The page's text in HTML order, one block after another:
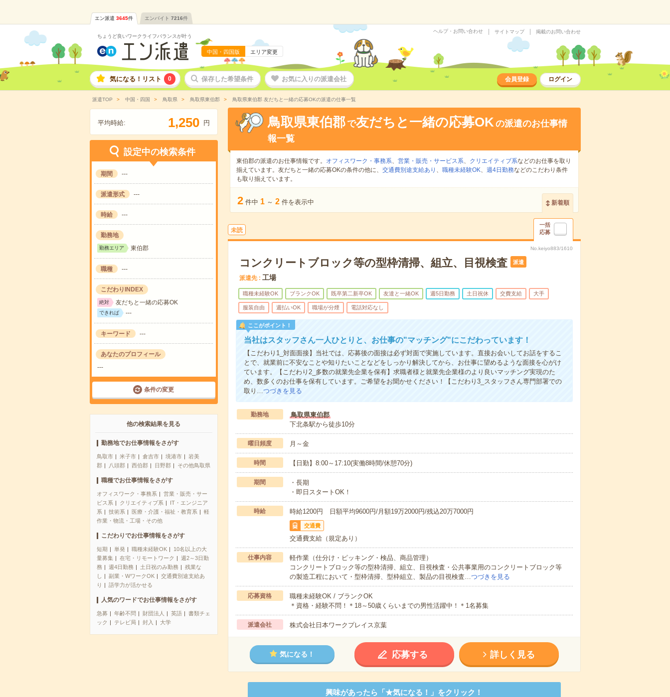
エン派遣 3645件 エンバイト 7216件
ちょうど良いワークライフバランスが叶う
中国・四国版 エリア変更
ヘルプ・お問い合わせ サイトマップ 掲載のお問い合わせ
気になる！リスト 0 保存した希望条件 お気に入りの派遣会社 会員登録 ログイン
派遣TOP 中国・四国 鳥取県 鳥取県東伯郡 鳥取県東伯郡 友だちと一緒の応募OKの派遣の仕事一覧
平均時給: 1,250 円
設定中の検索条件
期間 ---
派遣形式 ---
時給 ---
勤務地
勤務エリア 東伯郡
職種 ---
こだわりINDEX
絶対 友だちと一緒の応募OK
できれば ---
キーワード ---
あなたのプロフィール
---
条件の変更
他の検索結果を見る
勤務地でお仕事情報をさがす
鳥取市 米子市 倉吉市 境港市
岩美
郡
八頭郡 西伯郡 日野郡 その他鳥取県
職種でお仕事情報をさがす
オフィスワーク・事務系
営業・販売・サー
ビス系
クリエイティブ系
IT・エンジニア
系
技術系 医療・介護・福祉・教育系
軽
作業・物流・工場・その他
こだわりでお仕事情報をさがす
短期 単発 職種未経験OK
10名以上の大
量募集
在宅・リモートワーク
週2～3日勤
務
週4日勤務 土日祝のみ勤務
残業な
し
副業・WワークOK
交通費別途支給あ
り
語学力が活かせる
人気のワードでお仕事情報をさがす
急募 年齢不問 財団法人 英語
書類チェ
ック
テレビ局 封入 大学
鳥取県東伯郡 で友だちと一緒の応募OKの派遣のお仕事情
報一覧
東伯郡の派遣のお仕事情報です。 オフィスワーク・事務系、 営業・販売・サービス系、 クリエイティブ系などのお仕事を取り
揃えています。友だちと一緒の応募OKの条件の他に、 交通費別途支給あり 、 職種未経験OK、 週4日勤務などのこだわり条件
も取り揃えています。
2 件中 1 ～ 2 件を表示中 新着順
未読
一括
応募
No.keiyo883/1610
コンクリートブロック等の型枠清掃、組立、目視検査 派遣
派遣先 工場
職種未経験OK ブランクOK 既卒第二新卒OK 友達と一緒OK 週5日勤務 土日祝休 交費支給 大手
服装自由 週払いOK 職場が分煙 電話対応なし
ここがポイント！
当社はスタッフさん一人ひとりと、お仕事の"マッチング"にこだわっています！
【こだわり1_対面面接】当社では、応募後の面接は必ず対面で実施しています。直接お会いしてお話をするこ
とで、就業前に不安なことや知りたいことなどをしっかり解決してから、お仕事に望めるような面接を心がけ
ています。【こだわり2_多数の就業先企業を保有】求職者様と就業先企業様のより良いマッチング実現のた
め、数多くのお仕事を保有しています。ご希望をお聞かせください！【こだわり3_スタッフさん専門部署での
取り…つづきを見る
勤務地
鳥取県東伯郡
下北条駅から徒歩10分
曜日頻度 月～金
時間 【日勤】8:00～17:10(実働8時間/休憩70分)
期間
・長期
・即日スタートOK！
時給 時給1200円 日額平均9600円/月額19万2000円/残込20万7000円
交通費
交通費支給（規定あり）
仕事内容
軽作業（仕分け・ピッキング・検品、商品管理）
コンクリートブロック等の型枠清掃、組立、目視検査・公共事業用のコンクリートブロック等
の製造工程において・型枠清掃、型枠組立、製品の目視検査…つづきを見る
応募資格
職種未経験OK / ブランクOK
＊資格・経験不問！＊18～50歳くらいまでの男性活躍中！＊1名募集
派遣会社 株式会社日本ワークプレイス京葉
気になる！ 応募する 詳しく見る
興味があったら「★気になる！」をクリック！